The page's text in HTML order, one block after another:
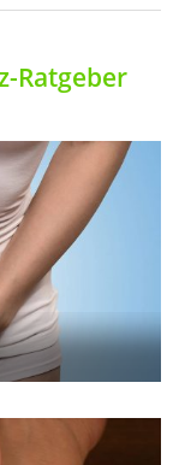
Ratgeber